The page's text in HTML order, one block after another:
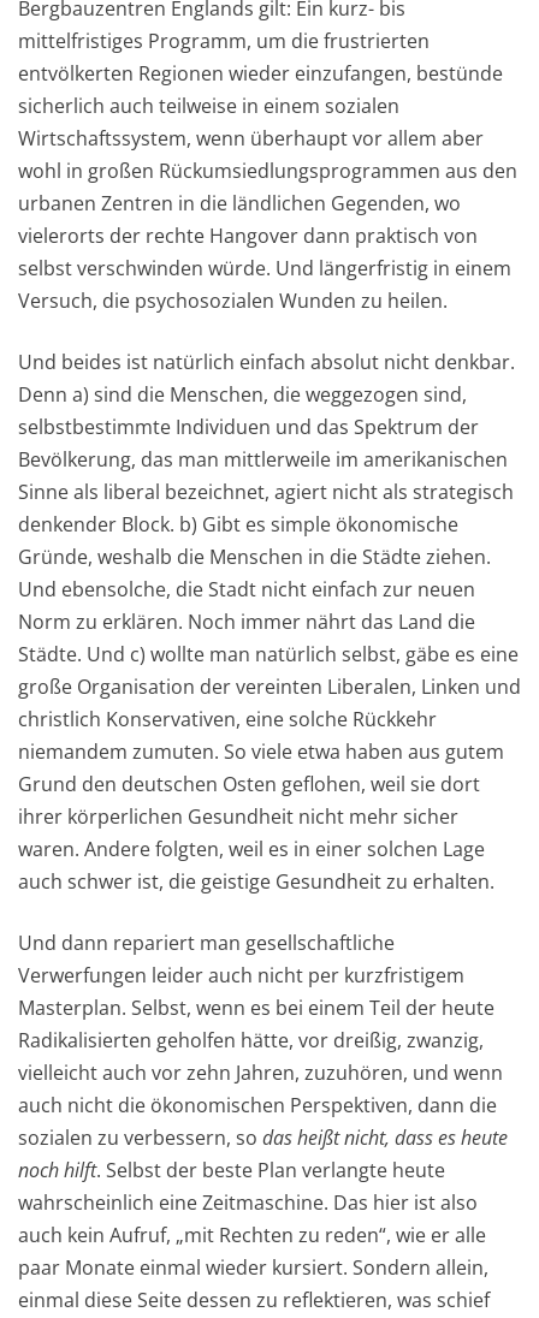
Bergbauzentren Englands gilt: Ein kurz- bis
mittelfristiges Programm, um die frustrierten
entvölkerten Regionen wieder einzufangen, bestünde
sicherlich auch teilweise in einem sozialen
Wirtschaftssystem, wenn überhaupt vor allem aber
wohl in großen Rückumsiedlungsprogrammen aus den
urbanen Zentren in die ländlichen Gegenden, wo
vielerorts der rechte Hangover dann praktisch von
selbst verschwinden würde. Und längerfristig in einem
Versuch, die psychosozialen Wunden zu heilen.
Und beides ist natürlich einfach absolut nicht denkbar.
Denn a) sind die Menschen, die weggezogen sind,
selbstbestimmte Individuen und das Spektrum der
Bevölkerung, das man mittlerweile im amerikanischen
Sinne als liberal bezeichnet, agiert nicht als strategisch
denkender Block. b) Gibt es simple ökonomische
Gründe, weshalb die Menschen in die Städte ziehen.
Und ebensolche, die Stadt nicht einfach zur neuen
Norm zu erklären. Noch immer nährt das Land die
Städte. Und c) wollte man natürlich selbst, gäbe es eine
große Organisation der vereinten Liberalen, Linken und
christlich Konservativen, eine solche Rückkehr
niemandem zumuten. So viele etwa haben aus gutem
Grund den deutschen Osten geflohen, weil sie dort
ihrer körperlichen Gesundheit nicht mehr sicher
waren. Andere folgten, weil es in einer solchen Lage
auch schwer ist, die geistige Gesundheit zu erhalten.
Und dann repariert man gesellschaftliche
Verwerfungen leider auch nicht per kurzfristigem
Masterplan. Selbst, wenn es bei einem Teil der heute
Radikalisierten geholfen hätte, vor dreißig, zwanzig,
vielleicht auch vor zehn Jahren, zuzuhören, und wenn
auch nicht die ökonomischen Perspektiven, dann die
sozialen zu verbessern, so das heißt nicht, dass es heute
noch hilft. Selbst der beste Plan verlangte heute
wahrscheinlich eine Zeitmaschine. Das hier ist also
auch kein Aufruf, „mit Rechten zu reden“, wie er alle
paar Monate einmal wieder kursiert. Sondern allein,
einmal diese Seite dessen zu reflektieren, was schief